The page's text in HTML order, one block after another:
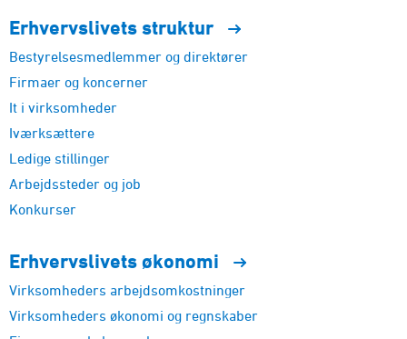
Erhvervslivets struktur
Bestyrelsesmedlemmer og direktører
Firmaer og koncerner
It i virksomheder
Iværksættere
Ledige stillinger
Arbejdssteder og job
Konkurser
Erhvervslivets økonomi
Virksomheders arbejdsomkostninger
Virksomheders økonomi og regnskaber